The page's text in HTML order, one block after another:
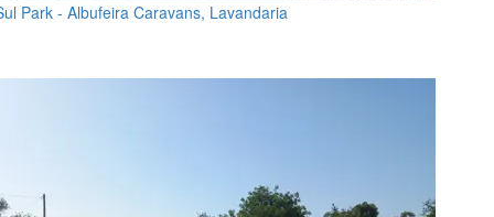
Park - Albufeira Caravans, Lavandaria